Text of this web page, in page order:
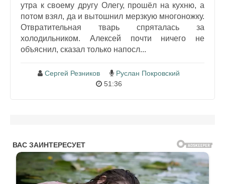
утра к своему другу Олегу, прошёл на кухню, а
потом взял, да и вытошнил мерзкую многоножку.
Отвратительная тварь спряталась за
холодильником. Алексей почти ничего не
объяснил, сказал только напосл...
Сергей Резников
Руслан Покровский
51:36